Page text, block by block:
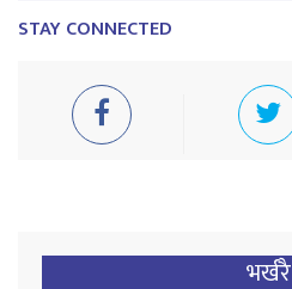
STAY CONNECTED
भर्खरै